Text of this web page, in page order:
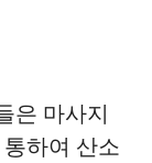
은 마사지
하여 산소